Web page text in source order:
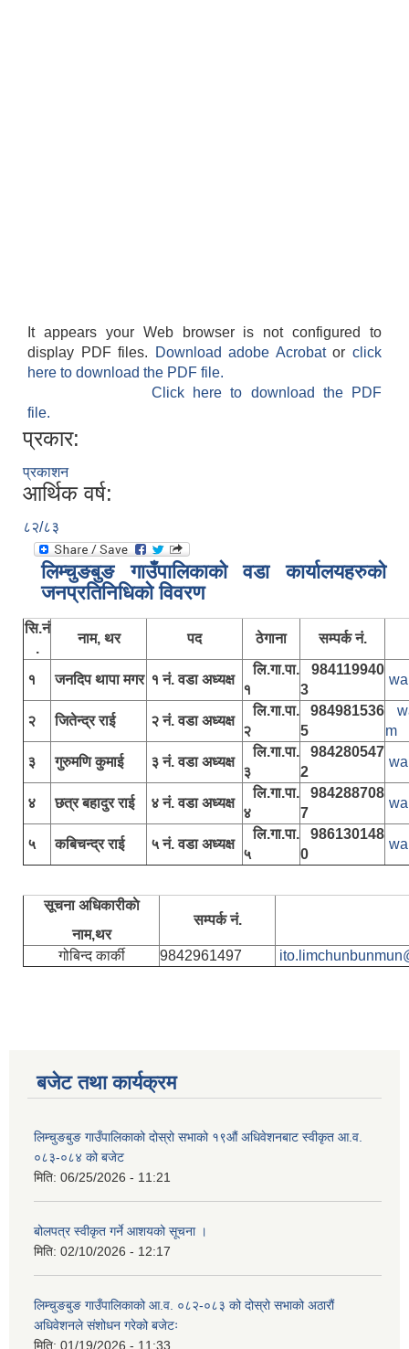
It appears your Web browser is not configured to
display PDF files.
Download adobe Acrobatorclick
here to download the PDF file.
Click here to download the PDF
file.
प्रकार:
प्रकाशन
आर्थिक वर्ष:
८२/८३
लिम्चुङबुङ गाउँपालिकाकाे वडा कार्यालयहरुकाे
जनप्रतिनिधिकाे विवरण
सि.नं
.
नाम, थर पद ठेगाना सम्पर्क नं.
१ जनदिप थापा मगर १ नं. वडा अध्यक्ष
लि.गा.पा.
१
984119940
3
२ जितेन्द्र राई २ नं. वडा अध्यक्ष
लि.गा.पा.
२
984981536
5
m
३
गुरुमणि कुमाई ३ नं. वडा अध्यक्ष
लि.गा.पा.
३
984280547
2
४ छत्र बहादुर राई ४ नं. वडा अध्यक्ष
लि.गा.पा.
४
984288708
7
५ कबिचन्द्र राई ५ नं. वडा अध्यक्ष
लि.गा.पा.
५
986130148
0
सूचना अधिकारीकाे
नाम,थर
सम्पर्क नं.
गोबिन्द कार्की 9842961497
बजेट तथा कार्यक्रम
लिम्चुङबुङ गाउँपालिकाको दोस्रो सभाको १९औं अधिवेशनबाट स्वीकृत आ.व.
०८३-०८४ को बजेट
मिति: 06/25/2026 - 11:21
बोलपत्र स्वीकृत गर्ने आशयको सूचना ।
मिति: 02/10/2026 - 12:17
लिम्चुङबुङ गाउँपालिकाको आ.व. ०८२-०८३ को दोस्रो सभाको अठारौं
अधिवेशनले संशोधन गरेको बजेटः
मिति: 01/19/2026 - 11:33